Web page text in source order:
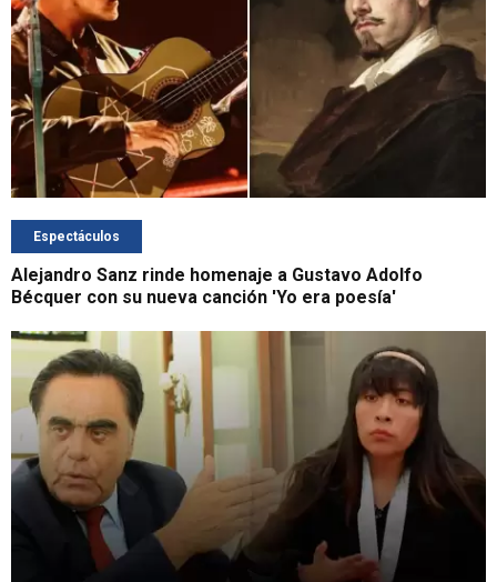
Espectáculos
Alejandro Sanz rinde homenaje a Gustavo Adolfo
Bécquer con su nueva canción 'Yo era poesía'